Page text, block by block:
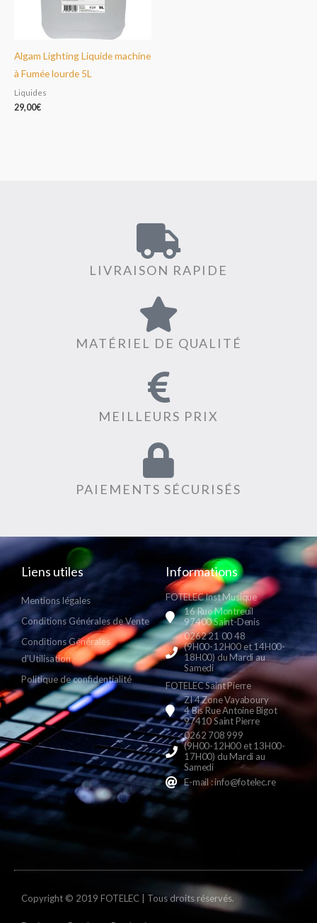
Algam Lighting Liquide machine
à Fumée lourde 5L
Liquides
29,00€
LIVRAISON RAPIDE
MATÉRIEL DE QUALITÉ
MEILLEURS PRIX
PAIEMENTS SÉCURISÉS
Liens utiles
Mentions légales
Conditions Générales de Vente
Conditions Générales
d'Utilisation
Politique de confidentialité
Informations
FOTELEC Inst Musique
16 Rue Montreuil
97400 Saint-Denis
0262 21 00 48
(9H00-12H00 et 14H00-
18H00) du Mardi au
Samedi
FOTELEC Saint Pierre
ZI 4 Zone Vayaboury
4 Bis Rue Antoine Bigot
97410 Saint Pierre
0262 708 999
(9H00-12H00 et 13H00-
17H00) du Mardi au
Samedi
E-mail : info@fotelec.re
Copyright © 2019 FOTELEC | Tous droits réservés.